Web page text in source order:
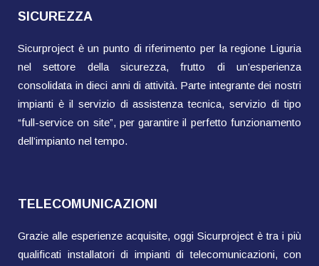
SICUREZZA
Sicurproject è un punto di riferimento per la regione Liguria
nel settore della sicurezza, frutto di un’esperienza
consolidata in dieci anni di attività. Parte integrante dei nostri
impianti è il servizio di assistenza tecnica, servizio di tipo
“full-service on site”, per garantire il perfetto funzionamento
dell’impianto nel tempo.
TELECOMUNICAZIONI
Grazie alle esperienze acquisite, oggi Sicurproject è tra i più
qualificati installatori di impianti di telecomunicazioni, con